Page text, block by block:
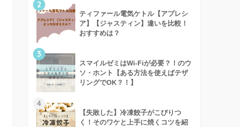
2
ティファール電気ケトル【アプレシ
ア】【ジャスティン】違いを比較！
おすすめは？
3
スマイルゼミはWi-Fiが必要？！のウ
ソ・ホント【ある方法を使えばテザ
リングでOK？！】
4
【失敗した】冷凍餃子がこびりつ
く！そのワケと上手に焼くコツを紹